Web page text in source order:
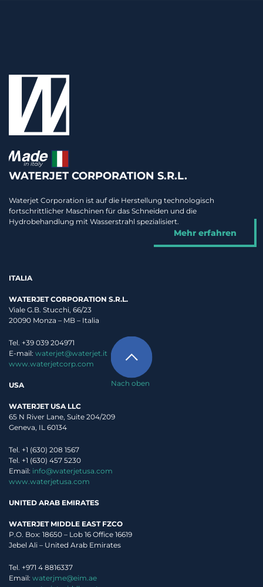
der Verwendung meiner persönlichen Daten durch Waterjet zu.
Nach oben
WATERJET CORPORATION S.R.L.
Waterjet Corporation ist auf die Herstellung technologisch
fortschrittlicher Maschinen für das Schneiden und die
Hydrobehandlung mit Wasserstrahl spezialisiert.
Mehr erfahren
ITALIA
WATERJET CORPORATION S.R.L.
Viale G.B. Stucchi, 66/23
20090 Monza – MB – Italia
Tel. +39 039 204971
E-mail: waterjet@waterjet.it
www.waterjetcorp.com
USA
WATERJET USA LLC
65 N River Lane, Suite 204/209
Geneva, IL 60134
Tel. +1 (630) 208 1567
Tel. +1 (630) 457 5230
Email: info@waterjetusa.com
www.waterjetusa.com
UNITED ARAB EMIRATES
WATERJET MIDDLE EAST FZCO
P.O. Box: 18650 – Lob 16 Office 16619
Jebel Ali – United Arab Emirates
Tel. +971 4 8816337
Email: waterjme@eim.ae